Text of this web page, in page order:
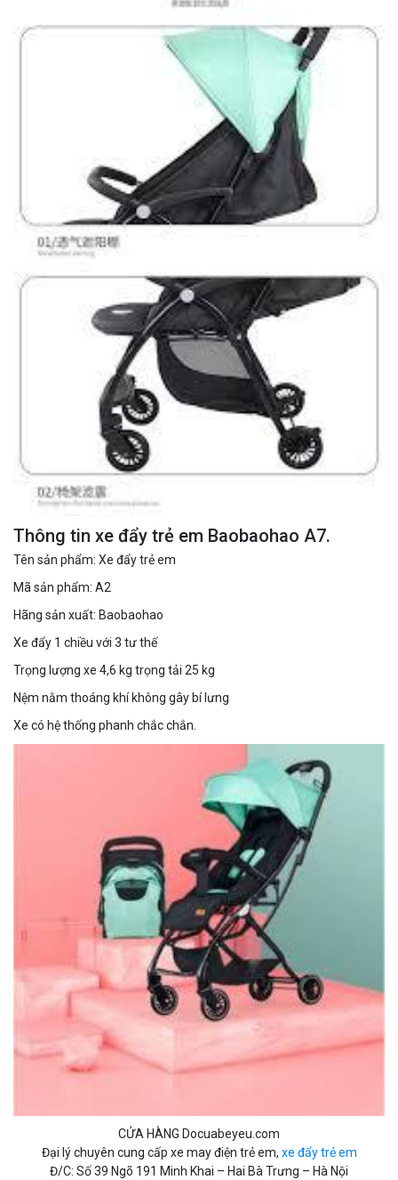
Thông tin xe đẩy trẻ em Baobaohao A7.
Tên sản phẩm: Xe đẩy trẻ em
Mã sản phẩm: A2
Hãng sản xuất: Baobaohao
Xe đẩy 1 chiều với 3 tư thế
Trọng lượng xe 4,6 kg trọng tải 25 kg
Nệm nằm thoáng khí không gây bí lưng
Xe có hệ thống phanh chắc chắn.
CỬA HÀNG Docuabeyeu.com
Đại lý chuyên cung cấp xe may điện trẻ em, xe đẩy trẻ em
Đ/C: Số 39 Ngõ 191 Minh Khai – Hai Bà Trưng – Hà Nội